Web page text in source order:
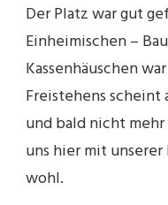
Der Platz war gut
Einheimischen –
Kassenhäuschen
Freistehens
und bald nicht
uns hier mit
wohl.